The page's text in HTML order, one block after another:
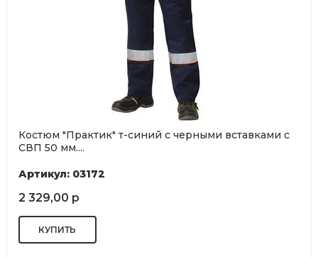
Костюм "Практик" т-синий с черными вставками с
СВП 50 мм....
Артикул: 03172
2 329,00 р